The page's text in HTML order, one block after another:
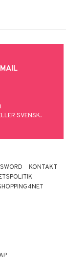
SVENSK.
KONTAKT